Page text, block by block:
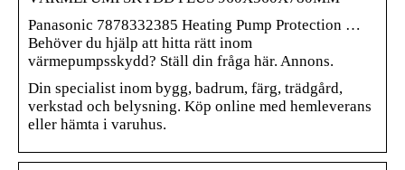
Panasonic 7878332385 Heating Pump Protection …
Behöver du hjälp att hitta rätt inom
värmepumpsskydd? Ställ din fråga här. Annons.
Din specialist inom bygg, badrum, färg, trädgård,
verkstad och belysning. Köp online med hemleverans
eller hämta i varuhus.